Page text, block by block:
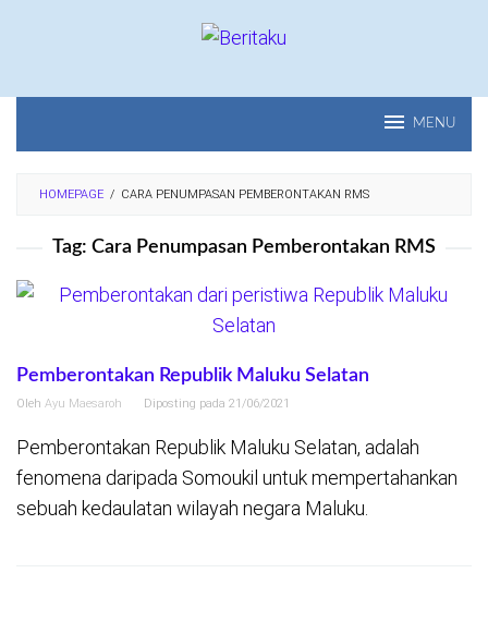
MENU
HOMEPAGE / CARA PENUMPASAN PEMBERONTAKAN RMS
Tag: Cara Penumpasan Pemberontakan RMS
Pemberontakan Republik Maluku Selatan
Oleh Ayu Maesaroh Diposting pada 21/06/2021
Pemberontakan Republik Maluku Selatan, adalah
fenomena daripada Somoukil untuk mempertahankan
sebuah kedaulatan wilayah negara Maluku.